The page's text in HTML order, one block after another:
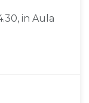
in Aula